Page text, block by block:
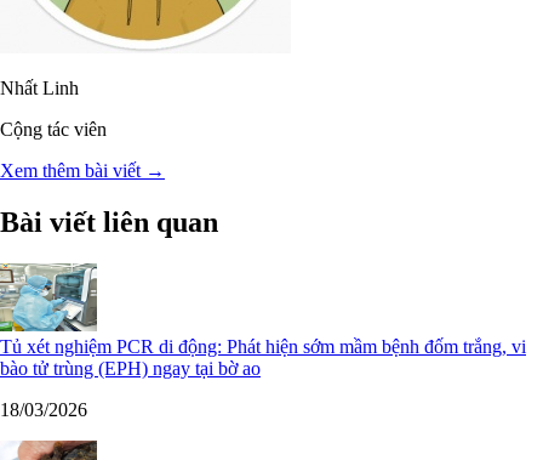
Nhất Linh
Cộng tác viên
Xem thêm bài viết →
Bài viết liên quan
Tủ xét nghiệm PCR di động: Phát hiện sớm mầm bệnh đốm trắng, vi
bào tử trùng (EPH) ngay tại bờ ao
18/03/2026